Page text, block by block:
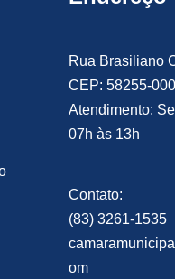
Rua Brasiliano
CEP: 58255-
Atendimento:
07h às 13h
Contato:
(83) 3261-1535
om